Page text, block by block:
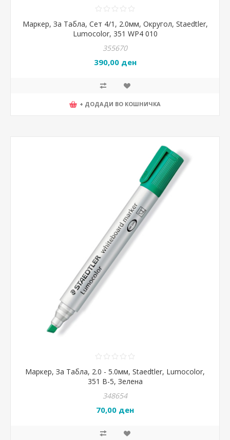
Маркер, За Табла, Сет 4/1, 2.0мм, Округол, Staedtler,
Lumocolor, 351 WP4 010
355670
390,00 ден
+ ДОДАДИ ВО КОШНИЧКА
Маркер, За Табла, 2.0 - 5.0мм, Staedtler, Lumocolor,
351 B-5, Зелена
348654
70,00 ден